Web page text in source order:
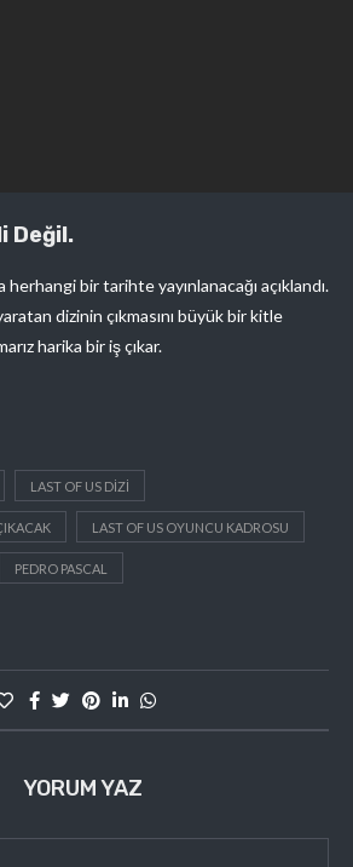
Değil.
herhangi bir tarihte yayınlanacağı açıklandı.
dizinin çıkmasını büyük bir kitle
harika bir iş çıkar.
LAST OF US DIZI
LAST OF US OYUNCU KADROSU
PEDRO PASCAL
YORUM YAZ